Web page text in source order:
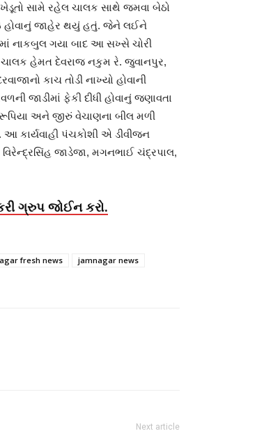
સામે રહેલ ચાલક સાથે જમવા બેઠો
હોવાનું જાહેર થયું હતું. જેને લઈને
નાકબુલ ગયા બાદ આ સખ્સે ચોરી
ચાલક હેમત દેવરાજ નકુમ રે. જુવાનપુર,
કાચ તોડી નાખ્યો હોવાની
જાડીમાં ફેકી દીધી હોવાનું જણાવતા
અને જીરું વેચાણના બીલ મળી
કાર્યવાહી પંચકોશી એ ડીવીજન
જાડેજા, મગનભાઈ ચંદ્રપાલ,
ગ્રુપ જોઈન કરો.
fresh news
jamnagar news
Next article